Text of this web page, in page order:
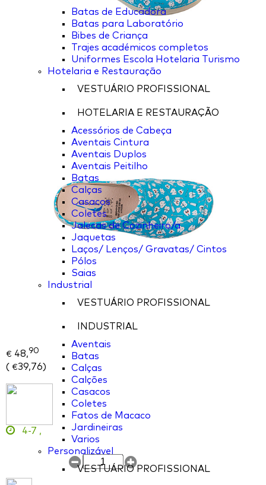
Batas de Educadora
Batas para Laboratório
Bibes de Criança
Trajes académicos completos
Uniformes Escola Hotelaria Turismo
Hotelaria e Restauração
VESTUÁRIO PROFISSIONAL
HOTELARIA E RESTAURAÇÃO
Acessórios de Cabeça
Aventais Cintura
Aventais Duplos
Aventais Peitilho
Batas
Calças
Casacos
Coletes
Jalecas de Cozinheiro/a
Jaquetas
Laços/ Lenços/ Gravatas/ Cintos
Pólos
Saias
Industrial
VESTUÁRIO PROFISSIONAL
INDUSTRIAL
Aventais
Batas
Calças
Calções
Casacos
Coletes
Fatos de Macaco
Jardineiras
Varios
Personalizável
VESTUÁRIO PROFISSIONAL
€ 48,90
( €39,76)
4-7 ,